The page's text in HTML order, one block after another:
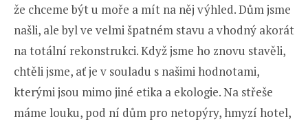
že chceme být u moře a mít na něj výhled. Dům jsme
našli, ale byl ve velmi špatném stavu a vhodný akorát
na totální rekonstrukci. Když jsme ho znovu stavěli,
chtěli jsme, ať je v souladu s našimi hodnotami,
kterými jsou mimo jiné etika a ekologie. Na střeše
máme louku, pod ní dům pro netopýry, hmyzí hotel,